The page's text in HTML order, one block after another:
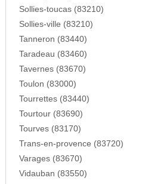
Sollies-toucas (83210)
Sollies-ville (83210)
Tanneron (83440)
Taradeau (83460)
Tavernes (83670)
Toulon (83000)
Tourrettes (83440)
Tourtour (83690)
Tourves (83170)
Trans-en-provence (83720)
Varages (83670)
Vidauban (83550)